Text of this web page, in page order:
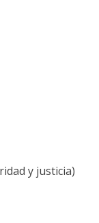
y justicia)